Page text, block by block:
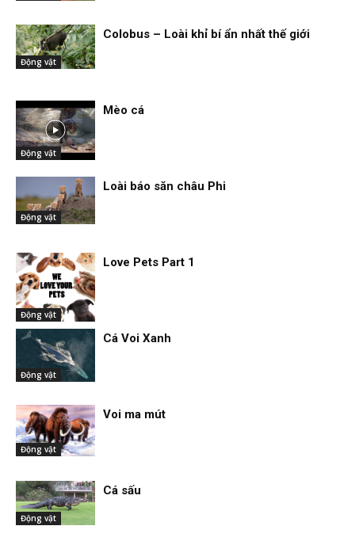
Động vật
Colobus – Loài khỉ bí ẩn nhất thế giới
Động vật
Mèo cá
Động vật
Loài báo săn châu Phi
Động vật
Love Pets Part 1
Động vật
Cá Voi Xanh
Động vật
Voi ma mút
Động vật
Cá sấu